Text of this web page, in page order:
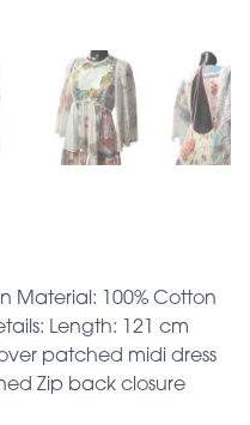
Material: 100% Cotton
Length: 121 cm
patched midi dress
Zip back closure